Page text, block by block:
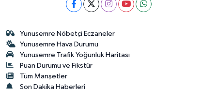
Yunusemre Nöbetçi Eczaneler
Yunusemre Hava Durumu
Yunusemre Trafik Yoğunluk Haritası
Puan Durumu ve Fikstür
Tüm Manşetler
Son Dakika Haberleri